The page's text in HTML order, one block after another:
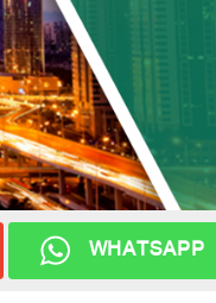
WHATSAPP
مستقبل الاستثمار العقاري في تركيا